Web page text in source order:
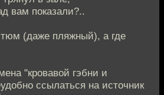
вам показали?..
(даже пляжный), а где
"кровавой гэбни и
ссылаться на источник